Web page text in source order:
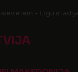
sievietēm - Līgu